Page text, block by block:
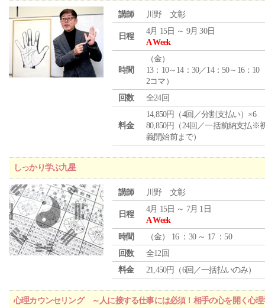
講師 川野 文彰
日程
4月 15日 ～ 9月 30日
A Week
時間
（金）
13：10～14：30／14：50～16：10
2コマ）
回数
全24回
料金
14,850円（4回／分割支払い）×6
80,850円（24回／一括前納支払※
義開始前まで）
しっかり学ぶ九星
講師 川野 文彰
日程
4月 15日 ～ 7月 1日
A Week
時間
（金） 16 ：30 ～ 17 ：50
回数
全12回
料金
21,450円（6回／一括払いのみ）
心理カウンセリング ～人に接する仕事には必須！相手の心を開く心理